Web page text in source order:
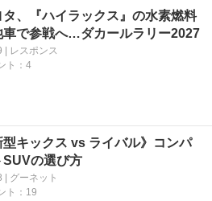
タ、『ハイラックス』の水素燃料
車で参戦へ…ダカールラリー2027
| レスポンス
ト：4
型キックス vs ライバル》コンパ
SUVの選び方
| グーネット
ト：19